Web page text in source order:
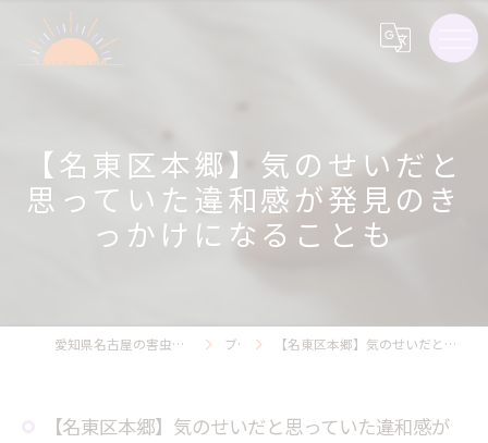
【名東区本郷】気のせいだと
思っていた違和感が発見のき
っかけになることも
愛知県名古屋の害虫駆除ならライジング・サン害虫駆除 ブログ 【名東区本郷】気のせいだと思っていた違和感が発見のきっかけになることも
【名東区本郷】気のせいだと思っていた違和感が